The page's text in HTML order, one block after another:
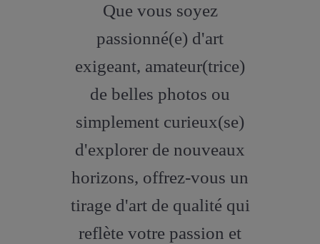
artstation
Que vous soyez
passionné(e) d'art
exigeant, amateur(trice)
de belles photos ou
simplement curieux(se)
d'explorer de nouveaux
horizons, offrez-vous un
tirage d'art de qualité qui
reflète votre passion et